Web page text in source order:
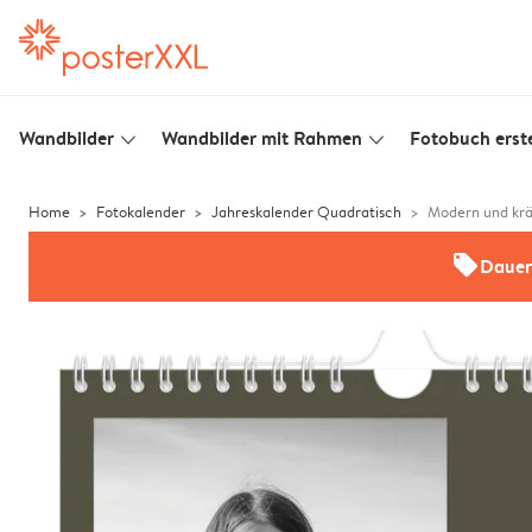
Wandbilder slim_arrow_down Wandbilder mit Rahmen slim_arrow_down Fotobuch
Home Fotokalender Jahreskalender Quadratisch Modern und
offers